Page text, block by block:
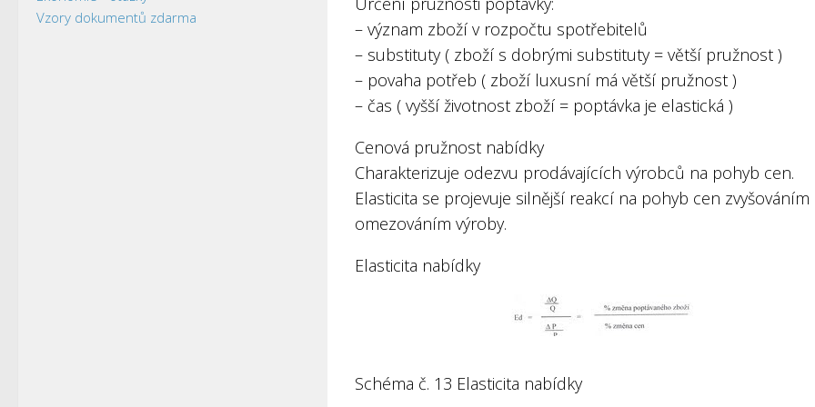
– význam zboží v rozpočtu spotřebitelů
– substituty ( zboží s dobrými substituty = větší pružnost )
– povaha potřeb ( zboží luxusní má větší pružnost )
– čas ( vyšší životnost zboží = poptávka je elastická )
Cenová pružnost nabídky
Charakterizuje odezvu prodávajících výrobců na pohyb cen.
Elasticita se projevuje silnější reakcí na pohyb cen zvyšováním
omezováním výroby.
Elasticita nabídky
Schéma č. 13 Elasticita nabídky
Vzory dokumentů zdarma